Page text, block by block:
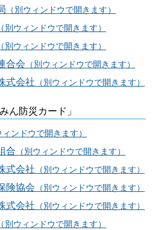
（別ウィンドウで開きます）
（別ウィンドウで開きます）
（別ウィンドウで開きます）
合会 （別ウィンドウで開きます）
式会社 （別ウィンドウで開きます）
ん防災カード」
ィンドウで開きます）
合 （別ウィンドウで開きます）
式会社 （別ウィンドウで開きます）
険協会 （別ウィンドウで開きます）
式会社 （別ウィンドウで開きます）
（別ウィンドウで開きます）